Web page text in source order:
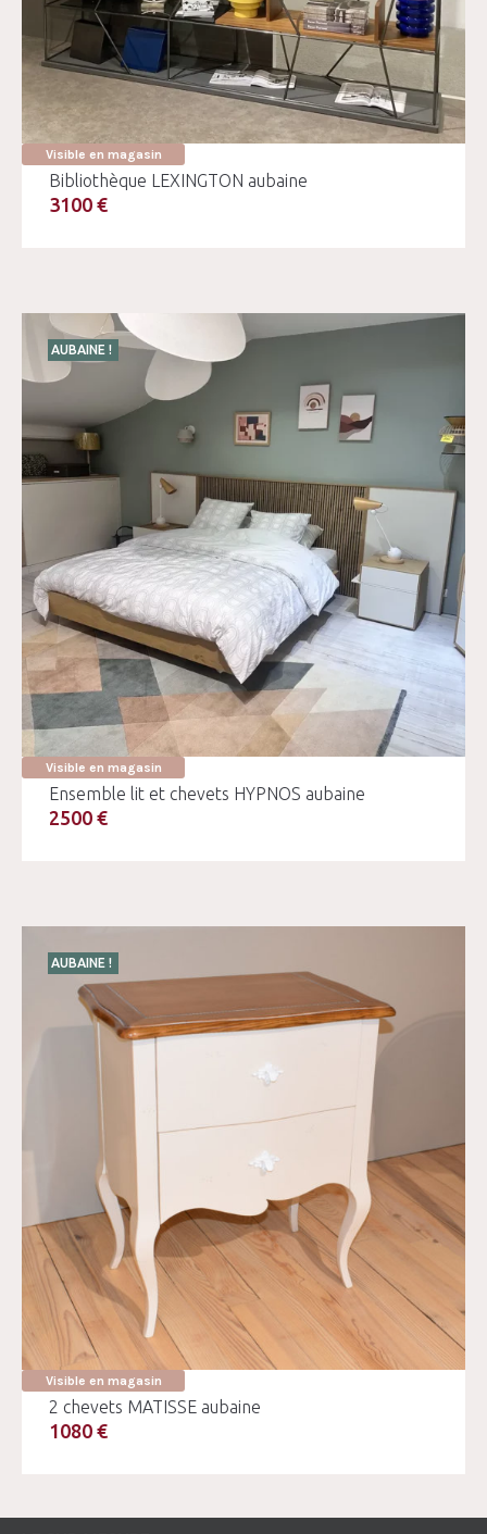
Visible en magasin
Bibliothèque LEXINGTON aubaine
3100 €
AUBAINE !
Visible en magasin
Ensemble lit et chevets HYPNOS aubaine
2500 €
AUBAINE !
Visible en magasin
2 chevets MATISSE aubaine
1080 €